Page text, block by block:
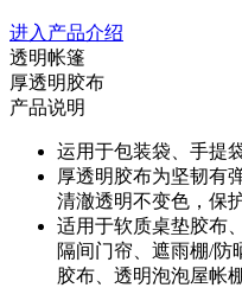
进入产品介绍
透明帐篷
厚透明胶布
产品说明
运用于包装袋、手提
厚透明胶布为坚韧有
清澈透明不变色，保
适用于软质桌垫胶布
隔间门帘、遮雨棚/防
胶布、透明泡泡屋帐